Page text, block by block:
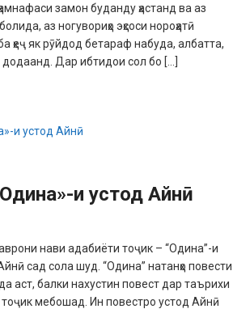
за­мон буданду ҳастанд ва аз
аз ногувориҳо эҳсоси но­роҳатӣ
ҳеҷ як рӯй­дод бетараф набуда, албатта,
Дар ибтидои сол бо […]
и устод Айнӣ
нави ада­биёти тоҷик – “Одина”-и
сад сола шуд. “Одина” натанҳо повести
аст, балки нахустин повест дар таърихи
мебошад. Ин повестро устод Айнӣ